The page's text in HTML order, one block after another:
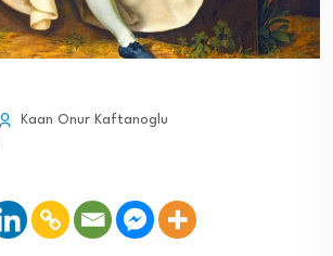
Kaan Onur Kaftanoglu